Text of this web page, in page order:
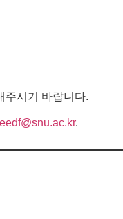
주시기 바랍니다.
.